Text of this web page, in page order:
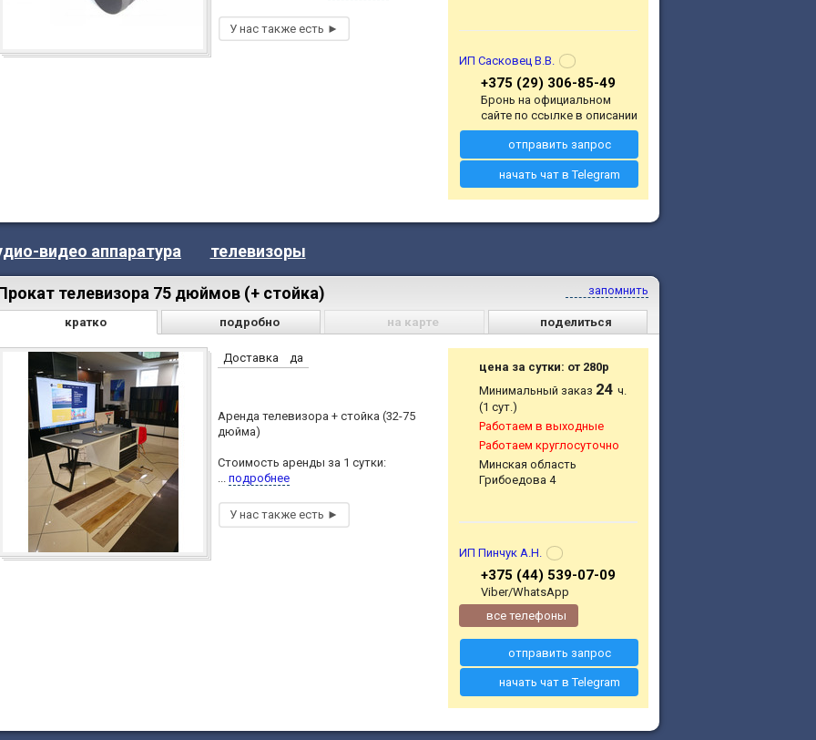
ИП Сасковец В.В.
+375 (29) 306-85-49
Бронь на официальном
сайте по ссылке в описании
отправить запрос
начать чат в Telegram
видео аппаратура телевизоры
запомнить
телевизора 75 дюймов (+ стойка)
кратко подробно на карте поделиться
Доставка да
Аренда телевизора + стойка (32-75
дюйма)
Стоимость аренды за 1 сутки:
... подробнее
цена за сутки: от 280р
Минимальный заказ 24ч.
(1 сут.)
Работаем в выходные
Работаем круглосуточно
Минская область
Грибоедова 4
ИП Пинчук А.Н.
+375 (44) 539-07-09
Viber/WhatsApp
все телефоны
отправить запрос
начать чат в Telegram